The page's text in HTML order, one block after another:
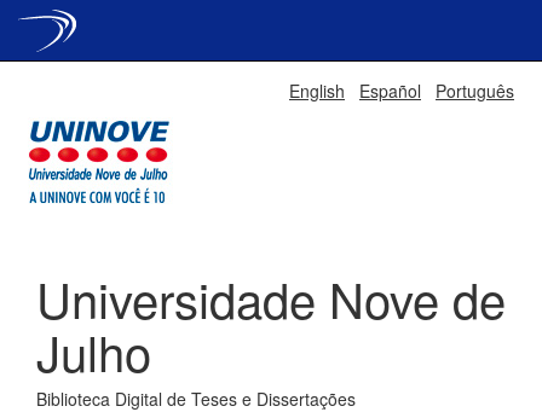
English Español Português
Universidade Nove de
Julho
Biblioteca Digital de Teses e Dissertações